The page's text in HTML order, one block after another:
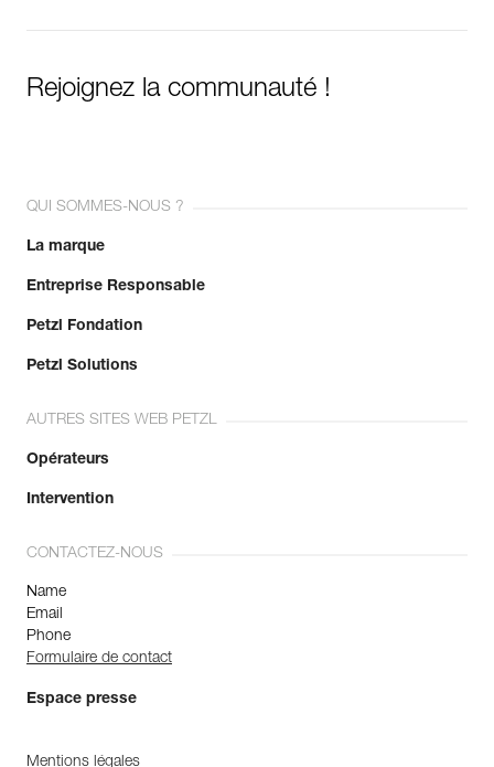
Rejoignez la communauté !
QUI SOMMES-NOUS ?
La marque
Entreprise Responsable
Petzl Fondation
Petzl Solutions
AUTRES SITES WEB PETZL
Opérateurs
Intervention
CONTACTEZ-NOUS
Name
Email
Phone
Formulaire de contact
Espace presse
Mentions légales